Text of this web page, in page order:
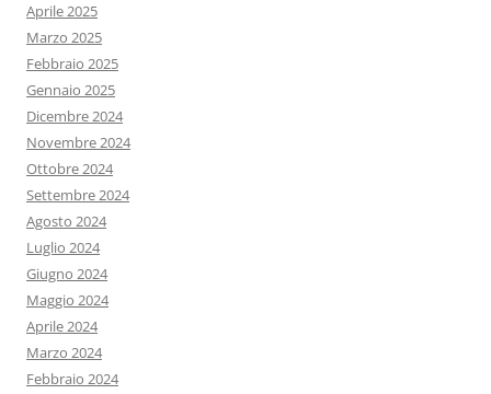
Aprile 2025
Marzo 2025
Febbraio 2025
Gennaio 2025
Dicembre 2024
Novembre 2024
Ottobre 2024
Settembre 2024
Agosto 2024
Luglio 2024
Giugno 2024
Maggio 2024
Aprile 2024
Marzo 2024
Febbraio 2024